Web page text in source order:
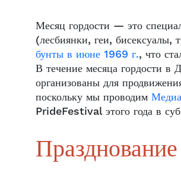
Месяц гордости — это
(лесбиянки, геи,
бунты в июне 1969 г., что
В течение месяца гордости в
организованы для
поскольку мы проводим
PrideFestival этого года в